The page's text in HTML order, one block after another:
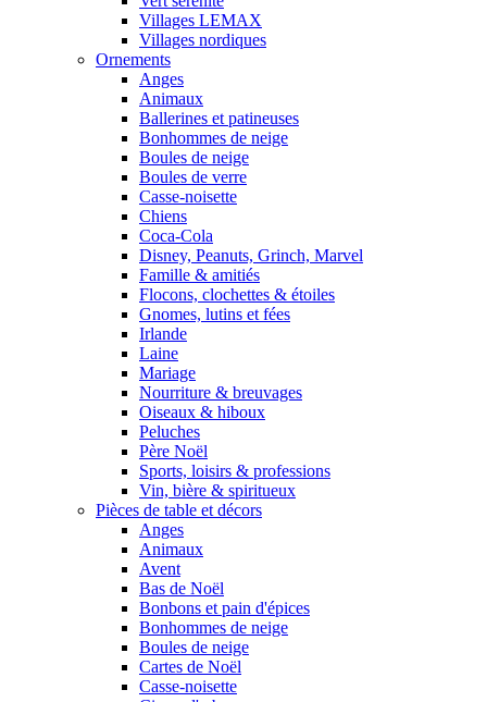
Villages LEMAX
Villages nordiques
Ornements
Anges
Animaux
Ballerines et patineuses
Bonhommes de neige
Boules de neige
Boules de verre
Casse-noisette
Chiens
Coca-Cola
Disney, Peanuts, Grinch, Marvel
Famille & amitiés
Flocons, clochettes & étoiles
Gnomes, lutins et fées
Irlande
Laine
Mariage
Nourriture & breuvages
Oiseaux & hiboux
Peluches
Père Noël
Sports, loisirs & professions
Vin, bière & spiritueux
Pièces de table et décors
Anges
Animaux
Avent
Bas de Noël
Bonbons et pain d'épices
Bonhommes de neige
Boules de neige
Cartes de Noël
Casse-noisette